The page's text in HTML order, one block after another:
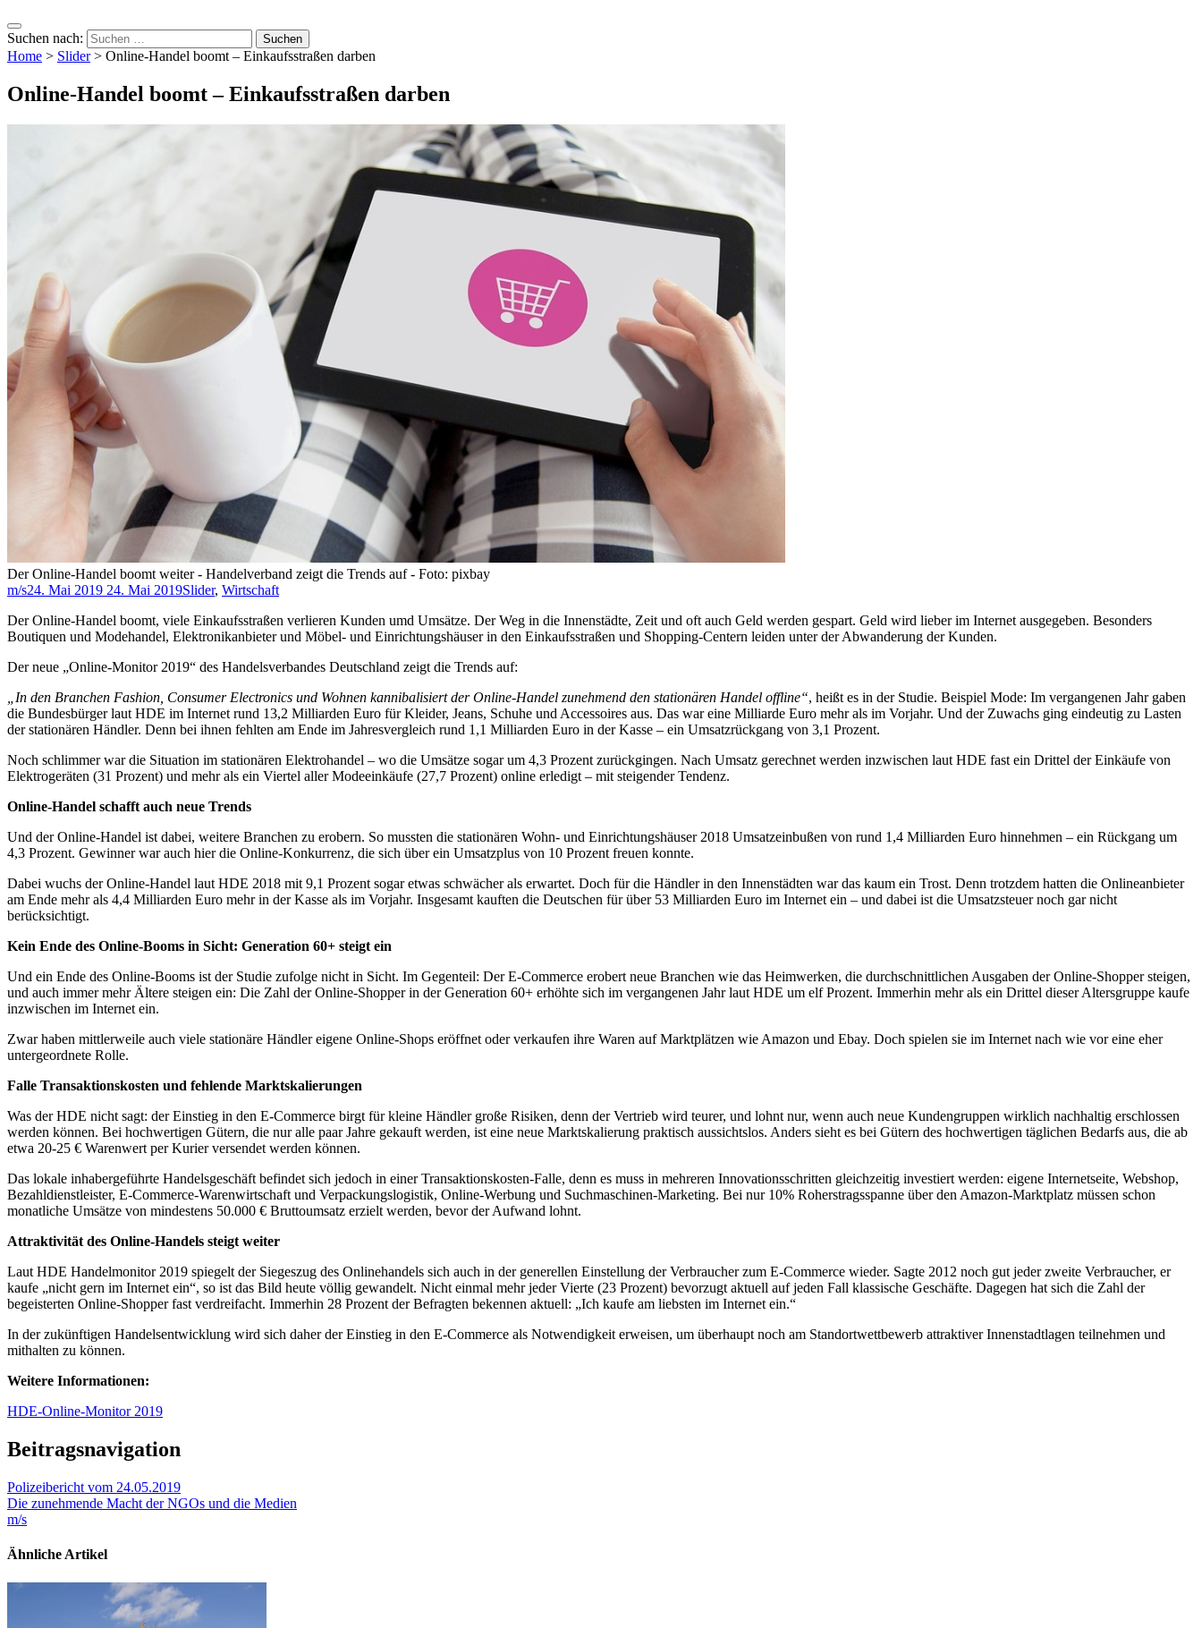
Suchen nach:
Home > Slider> Online-Handel boomt – Einkaufsstraßen darben
Online-Handel boomt – Einkaufsstraßen darben
Der Online-Handel boomt weiter - Handelverband zeigt die Trends auf - Foto: pixbay
m/s24. Mai 2019 24. Mai 2019Slider, Wirtschaft
Der Online-Handel boomt, viele Einkaufsstraßen verlieren Kunden umd Umsätze. Der Weg in die Innenstädte, Zeit und oft auch Geld werden gespart. Geld wird lieber im Internet ausgegeben. Besonders
Boutiquen und Modehandel, Elektronikanbieter und Möbel- und Einrichtungshäuser in den Einkaufsstraßen und Shopping-Centern leiden unter der Abwanderung der Kunden.
Der neue „Online-Monitor 2019“ des Handelsverbandes Deutschland zeigt die Trends auf:
„In den Branchen Fashion, Consumer Electronics und Wohnen kannibalisiert der Online-Handel zunehmend den stationären Handel offline“, heißt es in der Studie. Beispiel Mode: Im vergangenen Jahr gaben
die Bundesbürger laut HDE im Internet rund 13,2 Milliarden Euro für Kleider, Jeans, Schuhe und Accessoires aus. Das war eine Milliarde Euro mehr als im Vorjahr. Und der Zuwachs ging eindeutig zu Lasten
der stationären Händler. Denn bei ihnen fehlten am Ende im Jahresvergleich rund 1,1 Milliarden Euro in der Kasse – ein Umsatzrückgang von 3,1 Prozent.
Noch schlimmer war die Situation im stationären Elektrohandel – wo die Umsätze sogar um 4,3 Prozent zurückgingen. Nach Umsatz gerechnet werden inzwischen laut HDE fast ein Drittel der Einkäufe von
Elektrogeräten (31 Prozent) und mehr als ein Viertel aller Modeeinkäufe (27,7 Prozent) online erledigt – mit steigender Tendenz.
Online-Handel schafft auch neue Trends
Und der Online-Handel ist dabei, weitere Branchen zu erobern. So mussten die stationären Wohn- und Einrichtungshäuser 2018 Umsatzeinbußen von rund 1,4 Milliarden Euro hinnehmen – ein Rückgang um
4,3 Prozent. Gewinner war auch hier die Online-Konkurrenz, die sich über ein Umsatzplus von 10 Prozent freuen konnte.
Dabei wuchs der Online-Handel laut HDE 2018 mit 9,1 Prozent sogar etwas schwächer als erwartet. Doch für die Händler in den Innenstädten war das kaum ein Trost. Denn trotzdem hatten die Onlineanbieter
am Ende mehr als 4,4 Milliarden Euro mehr in der Kasse als im Vorjahr. Insgesamt kauften die Deutschen für über 53 Milliarden Euro im Internet ein – und dabei ist die Umsatzsteuer noch gar nicht
berücksichtigt.
Kein Ende des Online-Booms in Sicht: Generation 60+ steigt ein
Und ein Ende des Online-Booms ist der Studie zufolge nicht in Sicht. Im Gegenteil: Der E-Commerce erobert neue Branchen wie das Heimwerken, die durchschnittlichen Ausgaben der Online-Shopper steigen,
und auch immer mehr Ältere steigen ein: Die Zahl der Online-Shopper in der Generation 60+ erhöhte sich im vergangenen Jahr laut HDE um elf Prozent. Immerhin mehr als ein Drittel dieser Altersgruppe kaufe
inzwischen im Internet ein.
Zwar haben mittlerweile auch viele stationäre Händler eigene Online-Shops eröffnet oder verkaufen ihre Waren auf Marktplätzen wie Amazon und Ebay. Doch spielen sie im Internet nach wie vor eine eher
untergeordnete Rolle.
Falle Transaktionskosten und fehlende Marktskalierungen
Was der HDE nicht sagt: der Einstieg in den E-Commerce birgt für kleine Händler große Risiken, denn der Vertrieb wird teurer, und lohnt nur, wenn auch neue Kundengruppen wirklich nachhaltig erschlossen
werden können. Bei hochwertigen Gütern, die nur alle paar Jahre gekauft werden, ist eine neue Marktskalierung praktisch aussichtslos. Anders sieht es bei Gütern des hochwertigen täglichen Bedarfs aus, die ab
etwa 20-25 € Warenwert per Kurier versendet werden können.
Das lokale inhabergeführte Handelsgeschäft befindet sich jedoch in einer Transaktionskosten-Falle, denn es muss in mehreren Innovationsschritten gleichzeitig investiert werden: eigene Internetseite, Webshop,
Bezahldienstleister, E-Commerce-Warenwirtschaft und Verpackungslogistik, Online-Werbung und Suchmaschinen-Marketing. Bei nur 10% Roherstragsspanne über den Amazon-Marktplatz müssen schon
monatliche Umsätze von mindestens 50.000 € Bruttoumsatz erzielt werden, bevor der Aufwand lohnt.
Attraktivität des Online-Handels steigt weiter
Laut HDE Handelmonitor 2019 spiegelt der Siegeszug des Onlinehandels sich auch in der generellen Einstellung der Verbraucher zum E-Commerce wieder. Sagte 2012 noch gut jeder zweite Verbraucher, er
kaufe „nicht gern im Internet ein“, so ist das Bild heute völlig gewandelt. Nicht einmal mehr jeder Vierte (23 Prozent) bevorzugt aktuell auf jeden Fall klassische Geschäfte. Dagegen hat sich die Zahl der
begeisterten Online-Shopper fast verdreifacht. Immerhin 28 Prozent der Befragten bekennen aktuell: „Ich kaufe am liebsten im Internet ein.“
In der zukünftigen Handelsentwicklung wird sich daher der Einstieg in den E-Commerce als Notwendigkeit erweisen, um überhaupt noch am Standortwettbewerb attraktiver Innenstadtlagen teilnehmen und
mithalten zu können.
Weitere Informationen:
HDE-Online-Monitor 2019
Beitragsnavigation
Polizeibericht vom 24.05.2019
Die zunehmende Macht der NGOs und die Medien
m/s
Ähnliche Artikel